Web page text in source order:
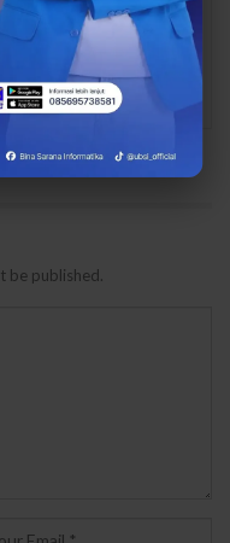
Desa untuk
be published.